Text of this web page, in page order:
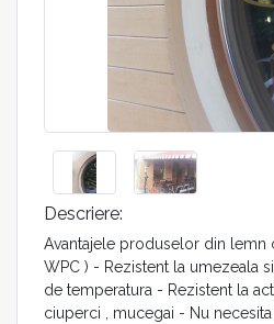
Descriere:
Avantajele produselor din lemn
WPC ) - Rezistent la umezeala
de temperatura - Rezistent la
ciuperci , mucegai - Nu